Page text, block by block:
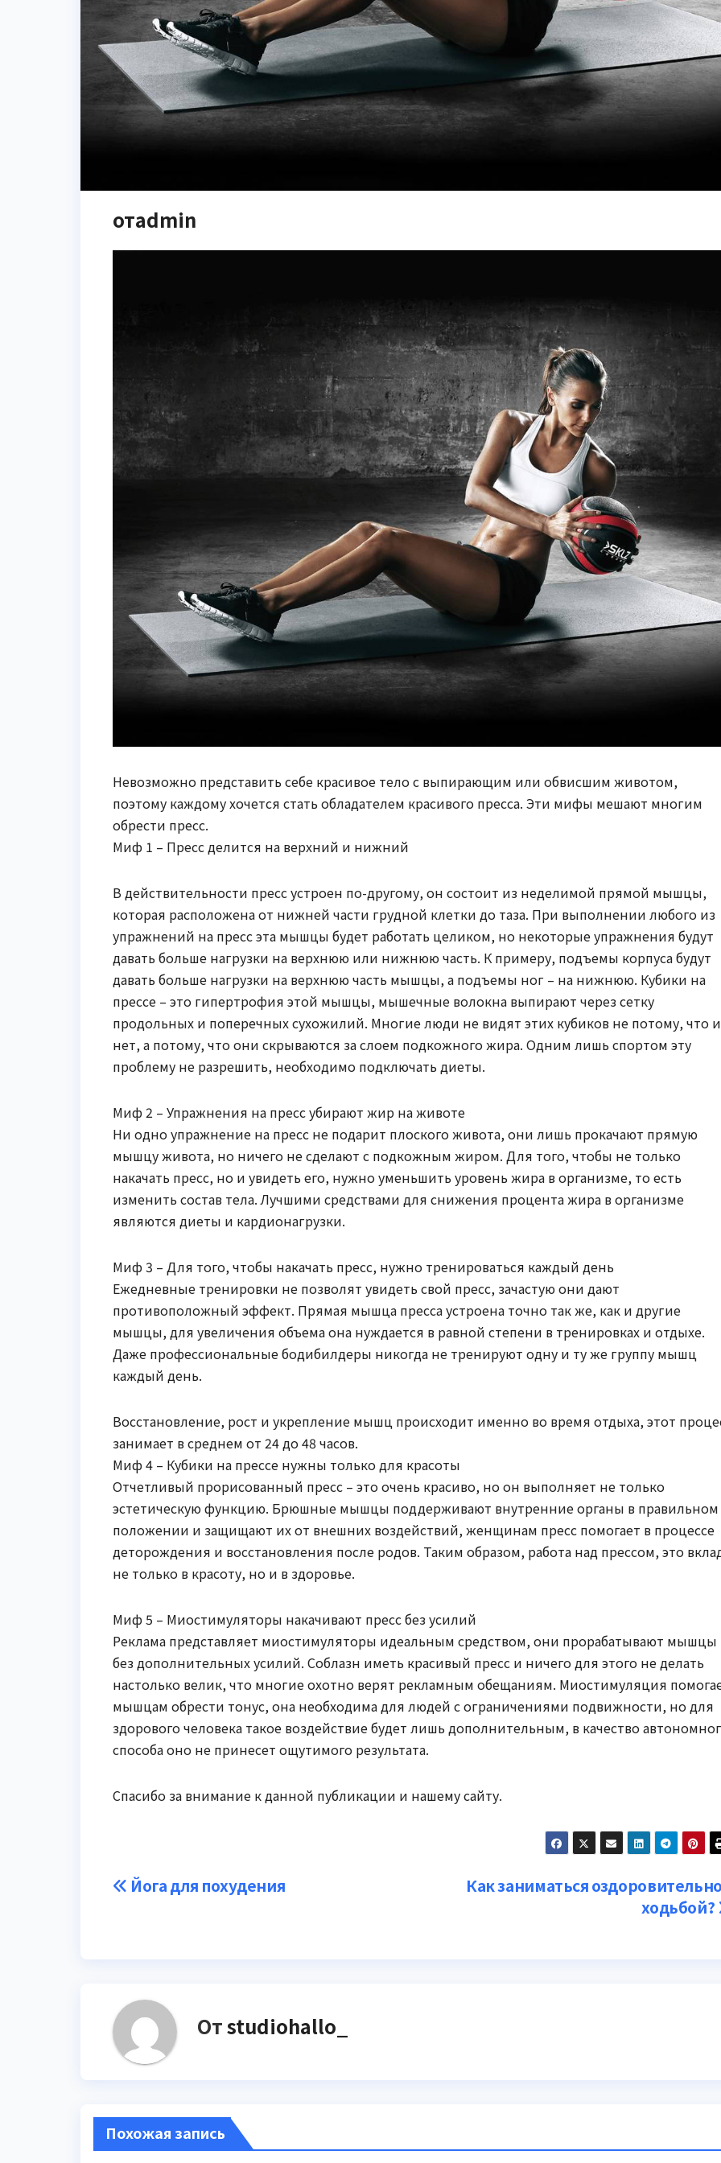
отadmin
Невозможно представить себе красивое тело с выпирающим или обвисшим животом,
поэтому каждому хочется стать обладателем красивого пресса. Эти мифы мешают многим
обрести пресс.
Миф 1 – Пресс делится на верхний и нижний
В действительности пресс устроен по-другому, он состоит из неделимой прямой мышцы,
которая расположена от нижней части грудной клетки до таза. При выполнении любого из
упражнений на пресс эта мышцы будет работать целиком, но некоторые упражнения будут
давать больше нагрузки на верхнюю или нижнюю часть. К примеру, подъемы корпуса будут
давать больше нагрузки на верхнюю часть мышцы, а подъемы ног – на нижнюю. Кубики на
прессе – это гипертрофия этой мышцы, мышечные волокна выпирают через сетку
продольных и поперечных сухожилий. Многие люди не видят этих кубиков не потому, что
нет, а потому, что они скрываются за слоем подкожного жира. Одним лишь спортом эту
проблему не разрешить, необходимо подключать диеты.
Миф 2 – Упражнения на пресс убирают жир на животе
Ни одно упражнение на пресс не подарит плоского живота, они лишь прокачают прямую
мышцу живота, но ничего не сделают с подкожным жиром. Для того, чтобы не только
накачать пресс, но и увидеть его, нужно уменьшить уровень жира в организме, то есть
изменить состав тела. Лучшими средствами для снижения процента жира в организме
являются диеты и кардионагрузки.
Миф 3 – Для того, чтобы накачать пресс, нужно тренироваться каждый день
Ежедневные тренировки не позволят увидеть свой пресс, зачастую они дают
противоположный эффект. Прямая мышца пресса устроена точно так же, как и другие
мышцы, для увеличения объема она нуждается в равной степени в тренировках и отдыхе.
Даже профессиональные бодибилдеры никогда не тренируют одну и ту же группу мышц
каждый день.
Восстановление, рост и укрепление мышц происходит именно во время отдыха, этот
занимает в среднем от 24 до 48 часов.
Миф 4 – Кубики на прессе нужны только для красоты
Отчетливый прорисованный пресс – это очень красиво, но он выполняет не только
эстетическую функцию. Брюшные мышцы поддерживают внутренние органы в правильном
положении и защищают их от внешних воздействий, женщинам пресс помогает в процессе
деторождения и восстановления после родов. Таким образом, работа над прессом, это
не только в красоту, но и в здоровье.
Миф 5 – Миостимуляторы накачивают пресс без усилий
Реклама представляет миостимуляторы идеальным средством, они прорабатывают мышцы
без дополнительных усилий. Соблазн иметь красивый пресс и ничего для этого не делать
настолько велик, что многие охотно верят рекламным обещаниям. Миостимуляция
мышцам обрести тонус, она необходима для людей с ограничениями подвижности, но для
здорового человека такое воздействие будет лишь дополнительным, в качество
способа оно не принесет ощутимого результата.
Спасибо за внимание к данной публикации и нашему сайту.
Навигация
Как заниматься
ходьбой?
Йога для похудения
Отstudiohallo_
Похожая запись